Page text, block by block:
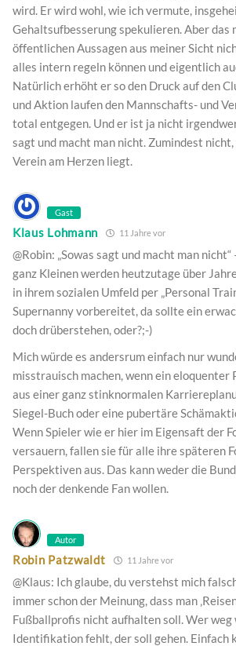
wird. Er wird wohl, wie ich vermute,
Gehaltsufbesserung spekulieren. Aber das
öffentlichen Aussagen aus meiner Sicht
alles intern regeln können und eigentlich
Natürlich erhöht er so den Druck auf den
und Aktion laufen den Mannschafts- und
total entgegen. Und er ist ja nicht
sagt und macht man nicht. Zumindest
Verein am Herzen liegt.
Gast
Klaus Lohmann 11 Jahre vor
@Robin: „Sowas sagt und macht man
ganz Kleinen werden heutzutage über
in ihrem sozialen Umfeld per „Personal
Supernanny vorbereitet, da sollte ein
doch drüberstehen, oder?;-)
Mich würde es andersrum einfach nur
misstrauisch machen, wenn ein eloquenter
aus einer ganz stinknormalen
Siegel-Buch oder eine pubertäre
Wenn Spieler wie er hier im Eigensaft der
versauern, fallen sie für alle ihre späteren
Perspektiven aus. Das kann weder die
noch der denkende Fan wollen.
Autor
Robin Patzwaldt 11 Jahre vor
@Klaus: Ich glaube, du verstehst mich
immer schon der Meinung, dass man
Fußballprofis nicht aufhalten soll. Wer weg
Identifikation fehlt, der soll gehen. Einfach